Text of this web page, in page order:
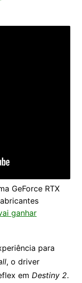
GeForce RTX
ganhar
para
, o driver
em Destiny 2.